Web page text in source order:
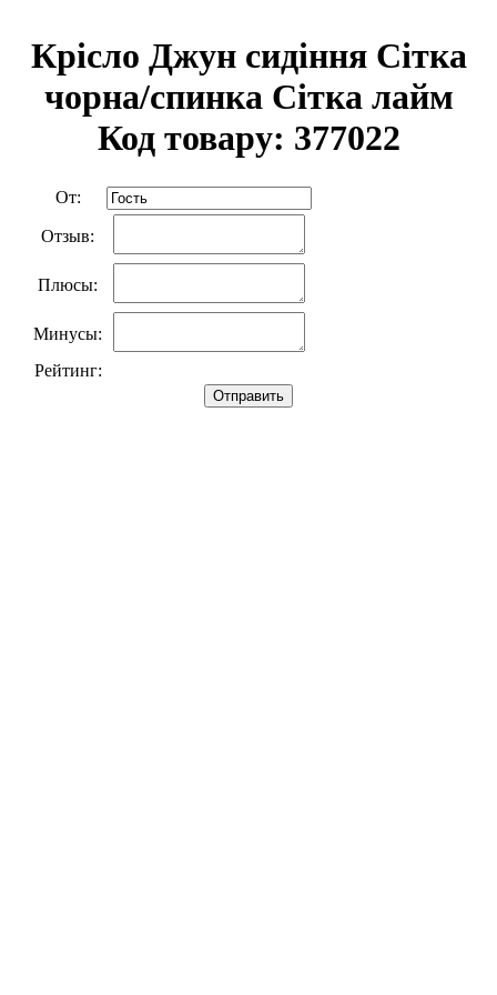
Крісло Джун сидіння Сітка
чорна/спинка Сітка лайм
Код товару: 377022
От:
Отзыв:
Плюсы:
Минусы:
Рейтинг:
Отправить